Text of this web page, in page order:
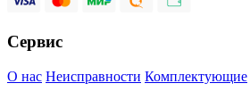
Сервис
О нас Неисправности Комплектующие